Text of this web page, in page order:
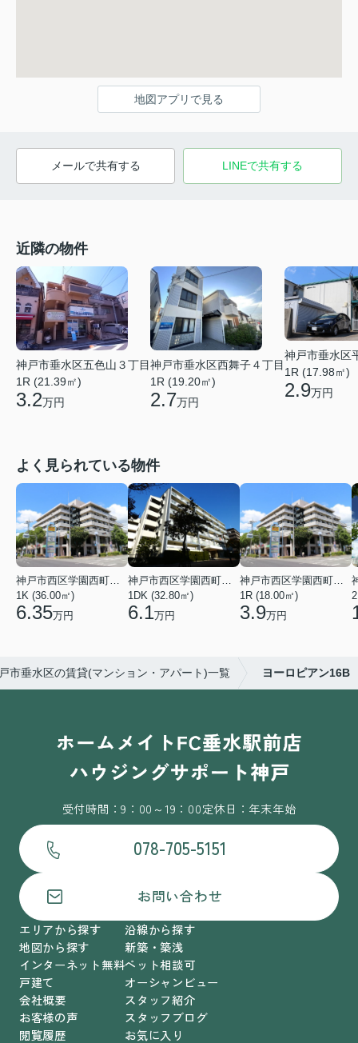
地図アプリで見る
メールで共有する LINEで共有する
近隣の物件
神戸市垂水区五色山３丁目
1R (21.39㎡)
3.2万円
神戸市垂水区西舞子４丁目
1R (19.20㎡)
2.7万円
神戸市垂水区
1R (17.98㎡)
2.9万円
よく見られている物件
神戸市西区学園西町４丁目
1K (36.00㎡)
6.35万円
神戸市西区学園西町７丁目
1DK (32.80㎡)
6.1万円
神戸市西区学園西町４丁目
1R (18.00㎡)
3.9万円
市垂水区の賃貸(マンション・アパート)一覧 ヨーロピアン16B
受付時間：9：00～19：00定休日：年末年始
078-705-5151
お問い合わせ
エリアから探す
地図から探す
インターネット無料
戸建て
会社概要
お客様の声
閲覧履歴
沿線から探す
新築・築浅
ペット相談可
オーシャンビュー
スタッフ紹介
スタッフブログ
お気に入り